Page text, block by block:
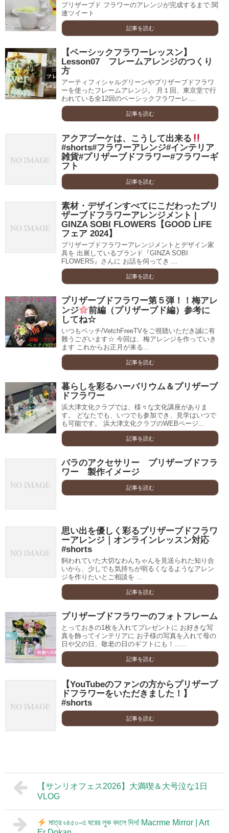
プリザーブド フラワーのアレンジが完成するまで.関
連ツイート
記事を読む
【ベーシックフラワーレッスン】
Lesson07 フレームアレンジのつくり
方
アーティフィシャルグリーンやプリザーブドフラワ
ーを使ったフレームアレンジ。 月１回、東京堂で行
われている全12回のベーシックフラワーレ....
記事を読む
アクアブーケは、こうして出来る
#shorts#フラワーアレンジ#インテリア
雑貨#プリザーブドフラワー#フラワーギ
フト
記事を読む
素材・デザインすべてにこだわったプリ
ザーブドフラワーアレンジメント |
GINZA SOBI FLOWERS【GOOD LIFE
フェア 2024】
プリザーブドフラワーアレンジメントとデザイン家
具を 出展しているブランド『GINZA SOBI
FLOWERS』さんに お話を伺ってき ...
記事を読む
プリザーブドフラワー第５弾！！梅アレ
ンジ
前編（プリザーブド編）参考に
してね☆
いつもベッチ/VetchFreeTVをご視聴いただき誠に有
難うございます☆ 今回は、梅アレンジを作っていき
ます これからお正月が来る...
記事を読む
暮らしを彩るハーバリウム＆プリザーブ
ドフラワー
浜大津文化クラブでは、様々な文化講座がありま
す。 どなたでも、いつでも参加でき、見学はいつで
も可能です。 浜大津文化クラブのWEBページ...
記事を読む
バラのアクセサリー プリザーブドフラ
ワー 製作イメージ
記事を読む
思い出を優しく彩るプリザーブドフラワ
ーアレンジ｜オンラインレッスン対応
#shorts
飼われていた大切なわんちゃんを見送られた知り合
いから、少しでも気持ちが明るくなるようなアレン
ジを作りたいとご相談を ...
記事を読む
プリザーブドフラワーのフォトフレーム
とっておきの1枚を入れてプレゼントに お好きな写
真を飾ってインテリアに お子様の写真を入れて母の
日や父の日、敬老の日のギフトにも！......
記事を読む
【YouTubeのファンの方からプリザーブ
ドフラワーをいただきました！】
#shorts
記事を読む
【サンリオフェス2026】大満喫＆大号泣な1日
VLOG
মাত্র ৳৪৫০-এ ঘরের লুক বদলে দিন! Macrme Mirror | Art